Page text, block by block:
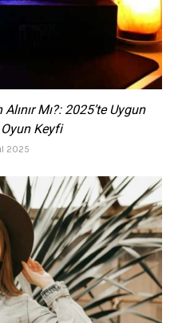
Mı?: 2025’te Uygun
Keyfi
2025